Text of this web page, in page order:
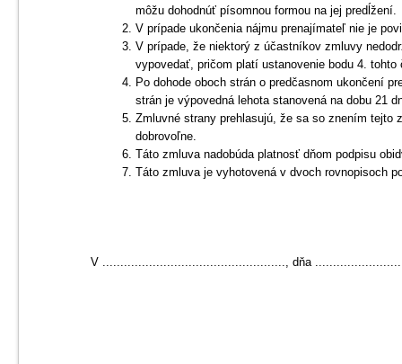
môžu dohodnúť písomnou formou na jej predĺžení.
V prípade ukončenia nájmu prenajímateľ nie je
V prípade, že niektorý z účastníkov zmluvy
vypovedať, pričom platí ustanovenie bodu 4. tohto
Po dohode oboch strán o predčasnom ukončení
strán je výpovedná lehota stanovená na dobu 21
Zmluvné strany prehlasujú, že sa so znením tejto
dobrovoľne.
Táto zmluva nadobúda platnosť dňom podpisu
Táto zmluva je vyhotovená v dvoch rovnopisoch
V ..................................................., dňa